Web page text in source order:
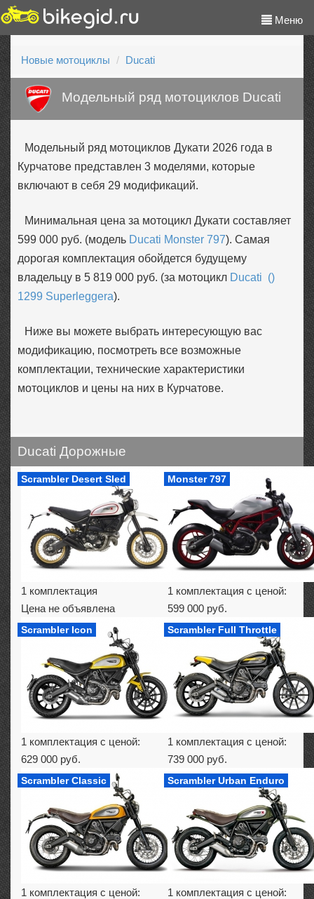
Меню
Новые мотоциклы Ducati
Модельный ряд мотоциклов Ducati
Модельный ряд мотоциклов Дукати 2026 года в
Курчатове представлен 3 моделями, которые
включают в себя 29 модификаций.
Минимальная цена за мотоцикл Дукати составляет
599 000 руб. (модель Ducati Monster 797). Самая
дорогая комплектация обойдется будущему
владельцу в 5 819 000 руб. (за мотоцикл Ducati ()
1299 Superleggera).
Ниже вы можете выбрать интересующую вас
модификацию, посмотреть все возможные
комплектации, технические характеристики
мотоциклов и цены на них в Курчатове.
Ducati Дорожные
Scrambler Desert Sled
1 комплектация
Цена не объявлена
Monster 797
1 комплектация с ценой:
599 000 руб.
Scrambler Icon
1 комплектация с ценой:
629 000 руб.
Scrambler Full Throttle
1 комплектация с ценой:
739 000 руб.
Scrambler Classic
1 комплектация с ценой:
Scrambler Urban Enduro
1 комплектация с ценой: